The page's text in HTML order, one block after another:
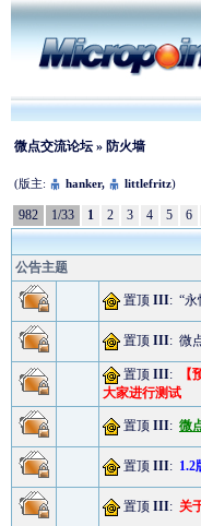
微点交流论坛 » 防火墙
(版主: hanker, littlefritz)
982 1/33 1 2 3 4 5 6
公告主题
置顶 III: “永
置顶 III: 微
置顶 III:
大家进行测试
置顶 III: 微
置顶 III: 1.2
置顶 III: 关